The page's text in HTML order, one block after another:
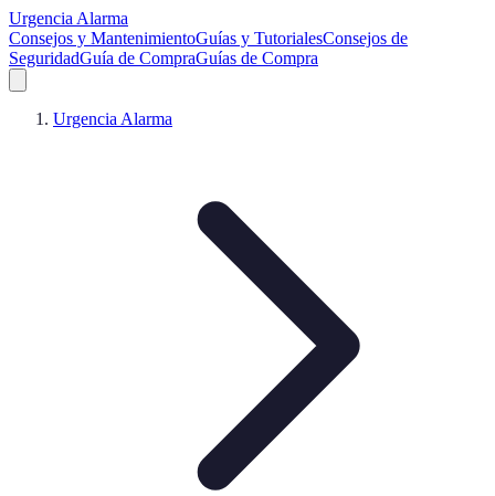
Urgencia Alarma
Consejos y MantenimientoGuías y TutorialesConsejos de
SeguridadGuía de CompraGuías de Compra
Urgencia Alarma